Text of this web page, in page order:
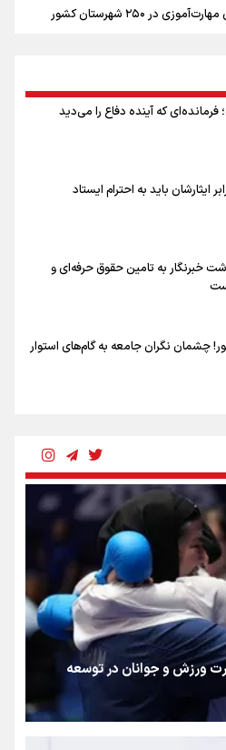
و عمان ندارد
نگرانی‌های جدی دوران جنگ است/ خطر از
«محمود صارمی»
شتاب‌زده درباره چگونگی شهادت اجتناب
فرمانده‌ای که آینده دفاع را می‌دید
ایثارشان باید به احترام ایستاد
خبرنگار به تامین حقوق حرفه‌ای و
چشمان نگران جامعه به گام‌های استوار
برای حفظ امنیت انرژی
که جهان را شیفته کرد
یک استخوان، یک نسل، یک توهم!
مردم برای شنیدن صدای رئیس‌جمهوری
ورزش و جوانان در توسعه